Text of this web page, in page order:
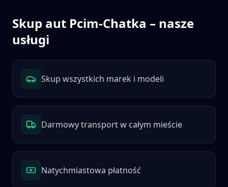
Skup aut Pcim-Chatka – nasze
usługi
Skup wszystkich marek i modeli
Darmowy transport w całym mieście
Natychmiastowa płatność